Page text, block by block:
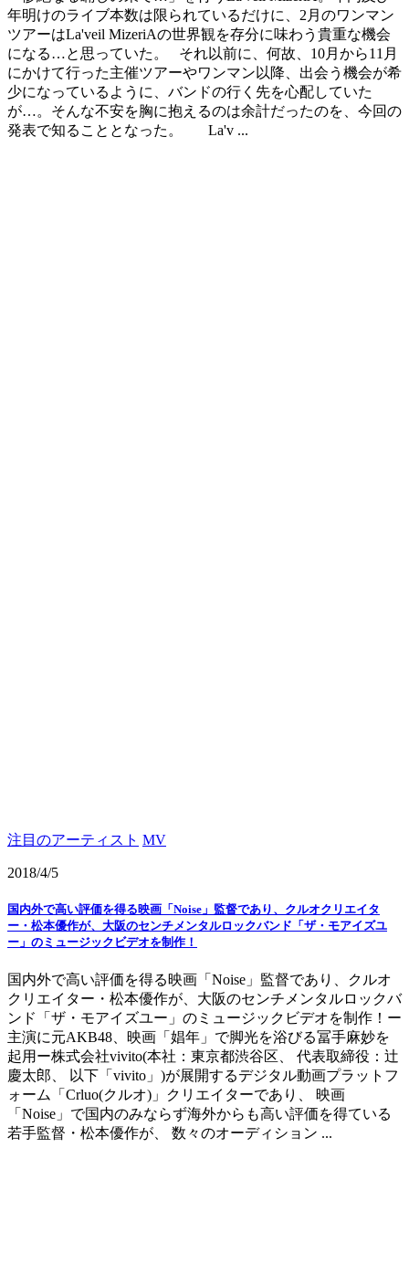
年明けのライブ本数は限られているだけに、2月のワンマン
ツアーはLa'veil MizeriAの世界観を存分に味わう貴重な機会
になる…と思っていた。 それ以前に、何故、10月から11月
にかけて行った主催ツアーやワンマン以降、出会う機会が希
少になっているように、バンドの行く先を心配していた
が…。そんな不安を胸に抱えるのは余計だったのを、今回の
発表で知ることとなった。 La'v ...
注目のアーティスト MV
2018/4/5
国内外で高い評価を得る映画「Noise」監督であり、クルオクリエイタ
ー・松本優作が、大阪のセンチメンタルロックバンド「ザ・モアイズユ
ー」のミュージックビデオを制作！
国内外で高い評価を得る映画「Noise」監督であり、クルオ
クリエイター・松本優作が、大阪のセンチメンタルロックバ
ンド「ザ・モアイズユー」のミュージックビデオを制作！ー
主演に元AKB48、映画「娼年」で脚光を浴びる冨手麻妙を
起用ー株式会社vivito(本社：東京都渋谷区、 代表取締役：辻
慶太郎、 以下「vivito」)が展開するデジタル動画プラットフ
ォーム「Crluo(クルオ)」クリエイターであり、 映画
「Noise」で国内のみならず海外からも高い評価を得ている
若手監督・松本優作が、 数々のオーディション ...